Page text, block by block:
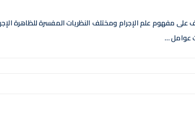
على مفهوم علم الإجرام ومختلف النظريات المفسرة للظاهرة
عوامل …